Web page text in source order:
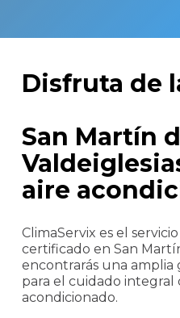
Disfruta de
San Martín
aire
ClimaServix es el
certificado en San
encontrarás una amplia
para el cuidado
acondicionado.